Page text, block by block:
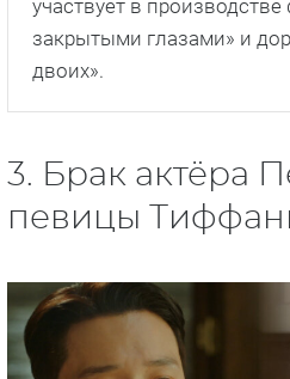
участвует в
закрытыми глазами» и
двоих».
3. Брак актёра
певицы